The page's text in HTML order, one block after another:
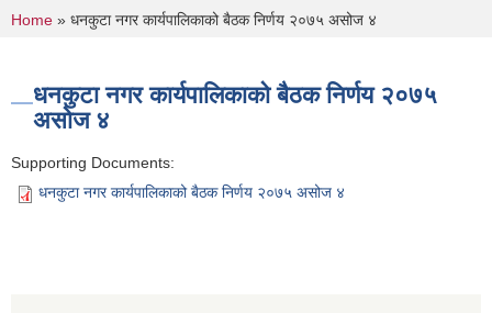
You are here
Home » धनकुटा नगर कार्यपालिकाको बैठक निर्णय २०७५ असोज ४
धनकुटा नगर कार्यपालिकाको बैठक निर्णय २०७५
असोज ४
Supporting Documents:
धनकुटा नगर कार्यपालिकाको बैठक निर्णय २०७५ असोज ४